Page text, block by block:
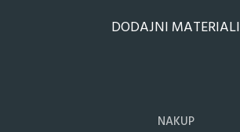
DODAJNI MATERIALI
NAKUP